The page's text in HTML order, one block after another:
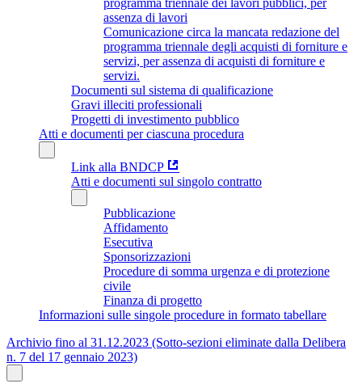
assenza di lavori
Comunicazione circa la mancata redazione del
programma triennale degli acquisti di forniture e
servizi, per assenza di acquisti di forniture e
servizi.
Documenti sul sistema di qualificazione
Gravi illeciti professionali
Progetti di investimento pubblico
Atti e documenti per ciascuna procedura
Link alla BNDCP
Atti e documenti sul singolo contratto
Pubblicazione
Affidamento
Esecutiva
Sponsorizzazioni
Procedure di somma urgenza e di protezione
civile
Finanza di progetto
Informazioni sulle singole procedure in formato tabellare
Archivio fino al 31.12.2023 (Sotto-sezioni eliminate dalla Delibera
n. 7 del 17 gennaio 2023)